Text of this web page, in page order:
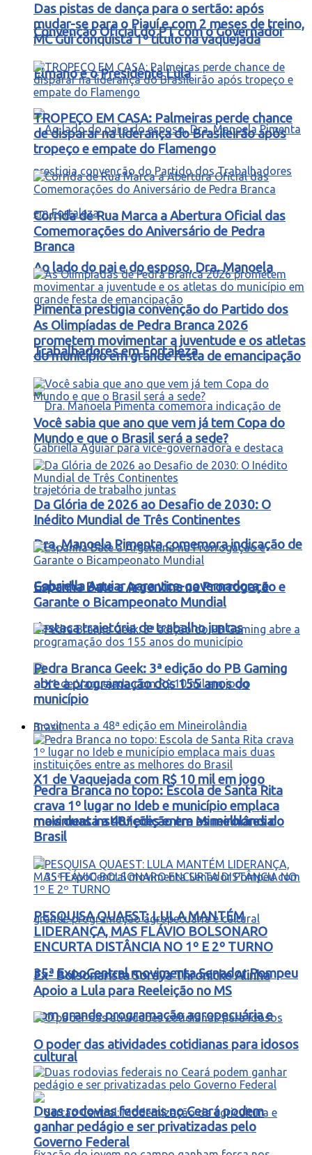
Convenção Oficial do PT com o Governador
Elmano e o Presidente Lula
Ao lado do pai e do esposo, Dra. Manoela
Pimenta prestigia convenção do Partido dos
Trabalhadores em Fortaleza
Dra. Manoela Pimenta comemora indicação de
Gabriella Aguiar para vice-governadora e
destaca trajetória de trabalho juntas
X1 de Vaquejada com R$ 10 mil em jogo
movimenta a 48ª edição em Mineirolândia
35ª ExpoCentral movimenta Senador Pompeu
com grande programação agropecuária e
cultural
Das pistas de dança para o sertão: após
mudar-se para o Piauí e com 2 meses de treino,
MC Gui conquista 1º título na vaquejada
TROPEÇO EM CASA: Palmeiras perde chance
de disparar na liderança do Brasileirão após
tropeço e empate do Flamengo
Corrida de Rua Marca a Abertura Oficial das
Comemorações do Aniversário de Pedra
Branca
As Olimpíadas de Pedra Branca 2026
prometem movimentar a juventude e os atletas
do município em grande festa de emancipação
Você sabia que ano que vem já tem Copa do
Mundo e que o Brasil será a sede?
Da Glória de 2026 ao Desafio de 2030: O
Inédito Mundial de Três Continentes
Espanha Bate a Argentina na Prorrogação e
Garante o Bicampeonato Mundial
Pedra Branca Geek: 3ª edição do PB Gaming
abre a programação dos 155 anos do
município
Brasil
Pedra Branca no topo: Escola de Santa Rita
crava 1º lugar no Ideb e município emplaca
mais duas instituições entre as melhores do
Brasil
PESQUISA QUAEST: LULA MANTÉM
LIDERANÇA, MAS FLÁVIO BOLSONARO
ENCURTA DISTÂNCIA NO 1º E 2º TURNO
Ex- Bolsonarista Soraya Thronicke Alinha
Apoio a Lula para Reeleição no MS
O poder das atividades cotidianas para idosos
Duas rodovias federais no Ceará podem
ganhar pedágio e ser privatizadas pelo
Governo Federal